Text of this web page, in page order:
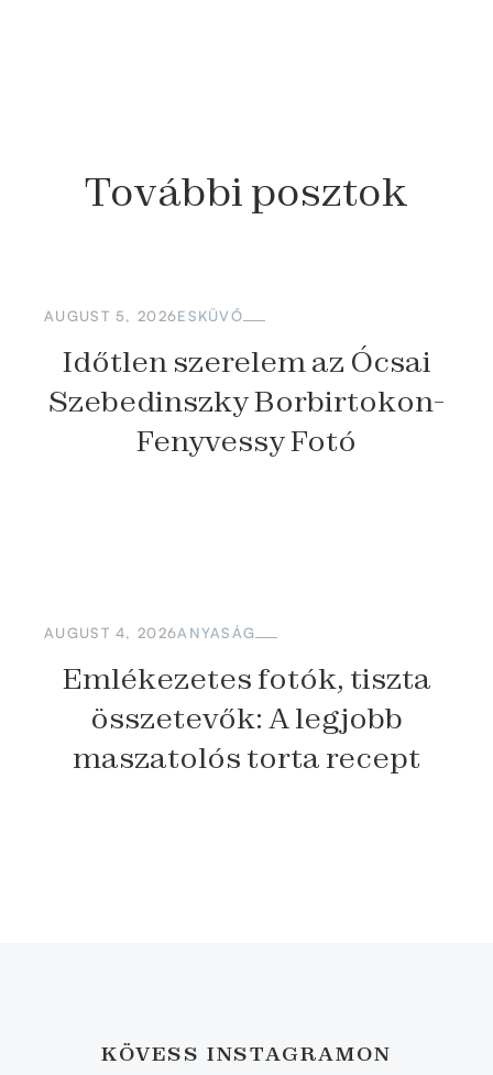
További posztok
AUGUST 5, 2026ESKÜVŐ
Időtlen szerelem az Ócsai
Szebedinszky Borbirtokon-
Fenyvessy Fotó
AUGUST 4, 2026ANYASÁG
Emlékezetes fotók, tiszta
összetevők: A legjobb
maszatolós torta recept
KÖVESS INSTAGRAMON